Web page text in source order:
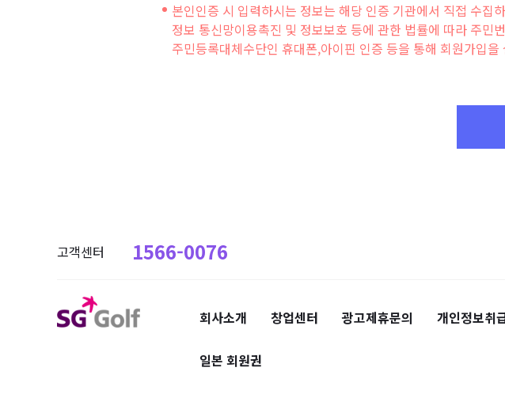
본인인증 시 입력하시는 정보는 해당 인증 기관에서 직접 수집
정보 통신망이용촉진 및 정보보호 등에 관한 법률에 따라 주민
주민등록대체수단인 휴대폰,아이핀 인증 등을 통해 회원가입을
고객센터 1566-0076
회사소개 창업센터 광고제휴문의 개인정보취
일본 회원권